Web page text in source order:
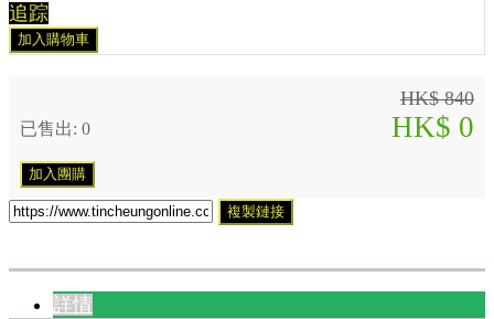
追踪
加入購物車
HK$ 840
已售出: 0 HK$ 0
加入團購
複製鏈接
詳情